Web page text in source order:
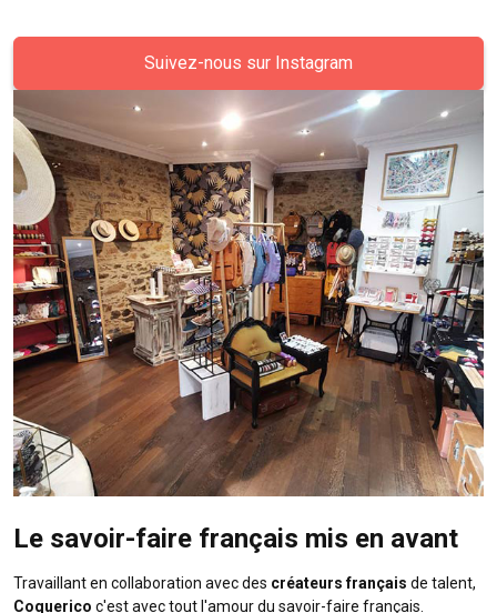
Suivez-nous sur Instagram
Le savoir-faire français mis en avant
Travaillant en collaboration avec des créateurs français de talent,
Coquerico c'est avec tout l'amour du savoir-faire français.